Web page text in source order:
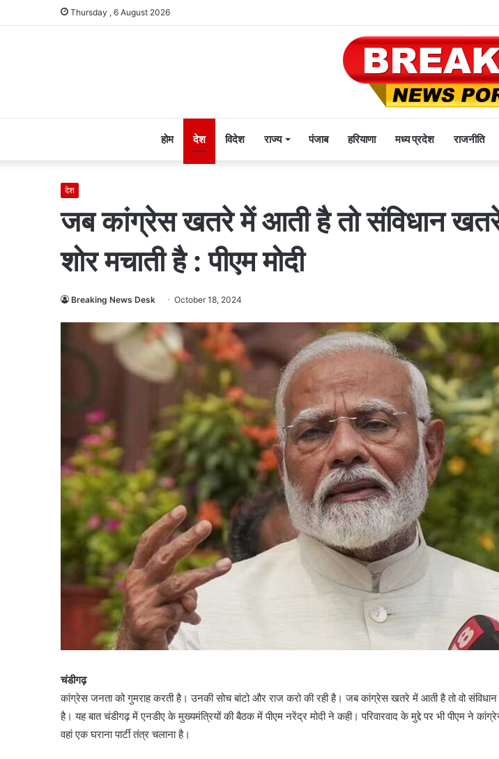
Thursday , 6 August 2026
होम देश विदेश राज्य पंजाब हरियाणा मध्य प्रदेश राजनीति
देश
जब कांग्रेस खतरे में आती है तो संविधान
शोर मचाती है : पीएम मोदी
Breaking News Desk October 18, 2024
चंडीगढ़
कांग्रेस जनता को गुमराह करती है। उनकी सोच बांटो और राज करो की रही है। जब कांग्रेस खतरे में आती है तो वो संविधान
है। यह बात चंडीगढ़ में एनडीए के मुख्यमंत्रियों की बैठक में पीएम नरेंद्र मोदी ने कही। परिवारवाद के मुद्दे पर भी पीएम ने
वहां एक घराना पार्टी तंत्र चलाना है।